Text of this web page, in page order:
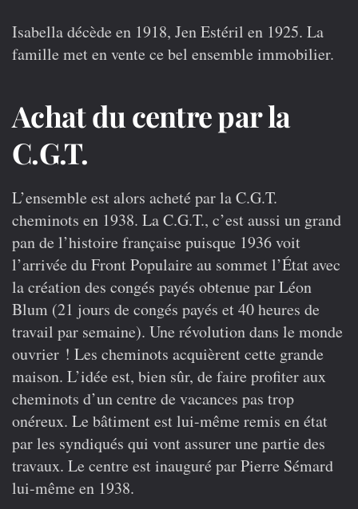
Isabella décède en 1918, Jen Estéril en 1925. La
famille met en vente ce bel ensemble immobilier.
Achat du centre par la
C.G.T.
L’ensemble est alors acheté par la C.G.T.
cheminots en 1938. La C.G.T., c’est aussi un grand
pan de l’histoire française puisque 1936 voit
l’arrivée du Front Populaire au sommet l’État avec
la création des congés payés obtenue par Léon
Blum (21 jours de congés payés et 40 heures de
travail par semaine). Une révolution dans le monde
ouvrier ! Les cheminots acquièrent cette grande
maison. L’idée est, bien sûr, de faire profiter aux
cheminots d’un centre de vacances pas trop
onéreux. Le bâtiment est lui-même remis en état
par les syndiqués qui vont assurer une partie des
travaux. Le centre est inauguré par Pierre Sémard
lui-même en 1938.